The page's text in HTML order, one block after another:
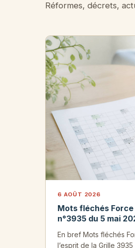
Réformes, décrets,
6 AOÛT 2026
Mots fléchés Force
n°3935 du 5 mai
En bref Mots fléchés
l’esprit de la Grille